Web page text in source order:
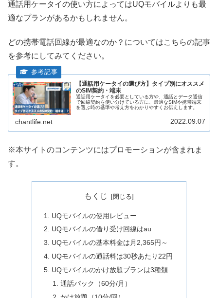
通話用ケータイの使い方によってはUQモバイルよりも最
適なプランがあるかもしれません。
どの携帯電話回線が最適なのか？についてはこちらの記事
を参考にしてみてください。
【通話用ケータイの選び方】タイプ別にオススメ
のSIM契約・端末
通話用ケータイを必要としている方や、通話とデータ通信
で回線契約を使い分けている方に、最適なSIMや携帯端末
を選ぶ時の基準や考え方をわかりやすくお伝えします。
chantlife.net 2022.09.07
※本サイトのコンテンツにはプロモーションが含まれま
す。
もくじ
UQモバイルの使用レビュー
UQモバイルの借り受け回線はau
UQモバイルの基本料金は月2,365円～
UQモバイルの通話料は30秒あたり22円
UQモバイルのかけ放題プランは3種類
通話パック（60分/月）